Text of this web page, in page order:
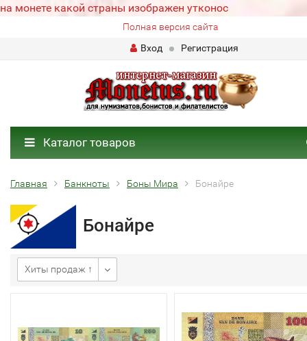
на монете какой страны изображен утконос
Полная версия сайта
Вход
Регистрация
Каталог товаров
Главная Банкноты Боны Мира Бонайре
Бонайре
Хиты продаж ↑